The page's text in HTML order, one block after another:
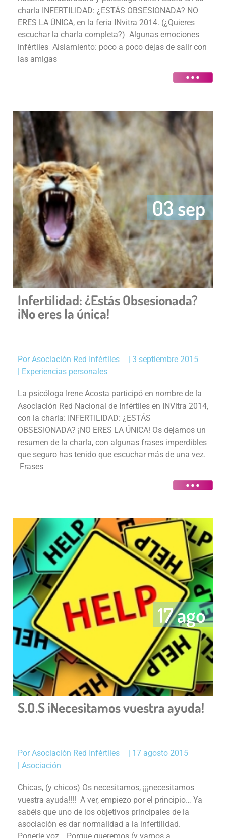
charla INFERTILIDAD: ¿ESTÁS OBSESIONADA? NO
ERES LA ÚNICA, en la feria INvitra 2014. (¿Quieres
escuchar la charla completa?) Algunas emociones
infértiles Aislamiento: poco a poco dejas de salir con
las amigas
03 sep
Infertilidad: ¿Estás Obsesionada?
¡No eres la única!
PorAsociación Red Infértiles | 3 septiembre 2015
| Experiencias personales
La psicóloga Irene Acosta participó en nombre de la
Asociación Red Nacional de Infértiles en INVitra 2014,
con la charla: INFERTILIDAD: ¿ESTÁS
OBSESIONADA? ¡NO ERES LA ÚNICA! Os dejamos un
resumen de la charla, con algunas frases imperdibles
que seguro has tenido que escuchar más de una vez.
Frases
17 ago
S.O.S ¡Necesitamos vuestra ayuda!
PorAsociación Red Infértiles | 17 agosto 2015
| Asociación
Chicas, (y chicos) Os necesitamos, ¡¡¡necesitamos
vuestra ayuda!!!! A ver, empiezo por el principio… Ya
sabéis que uno de los objetivos principales de la
asociación es dar normalidad a la infertilidad.